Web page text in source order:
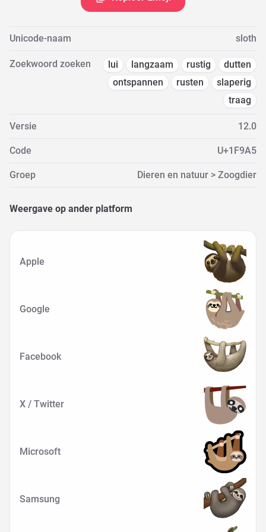
Unicode-naam sloth
Zoekwoord zoeken lui langzaam rustig
dutten
ontspannen
rusten
slaperig
traag
Versie 12.0
Code U+1F9A5
Groep Dieren en natuur > Zoogdier
Weergave op ander platform
Apple
Google
Facebook
X / Twitter
Microsoft
Samsung